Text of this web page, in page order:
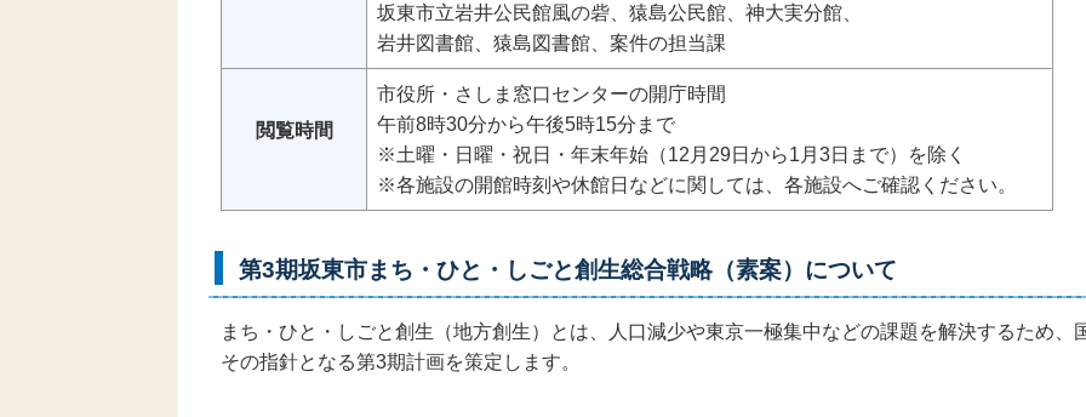
坂東市立岩井公民館風の砦 、猿島公民館、神大実分館、
岩井図書館、猿島図書館、案件の担当課
閲覧時間
市役所・さしま窓口センターの開庁時間
午前8時30分から午後5時15分まで
※土曜・日曜・祝日・年末年始（12月29日から1月3日まで）を除く
※各施設の開館時刻や休館日などに関しては、各施設へご確認ください。
第3期坂東市まち・ひと・しごと創生総合戦略（素案）について
まち・ひと・しごと創生（地方創生）とは、人口減少や東京一極集中などの課題を解決するため
その指針となる第3期計画を策定します。